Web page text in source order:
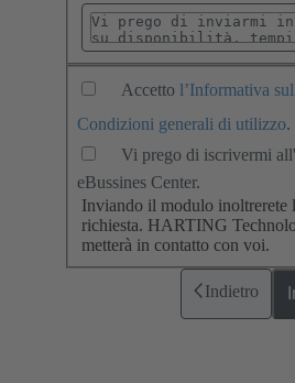
Accetto l’Informativa
Condizioni generali di utilizzo.
Vi prego di iscrivermi
eBussines Center.
Inviando il modulo inoltrerete
richiesta. HARTING
metterà in contatto con voi.
Indietro